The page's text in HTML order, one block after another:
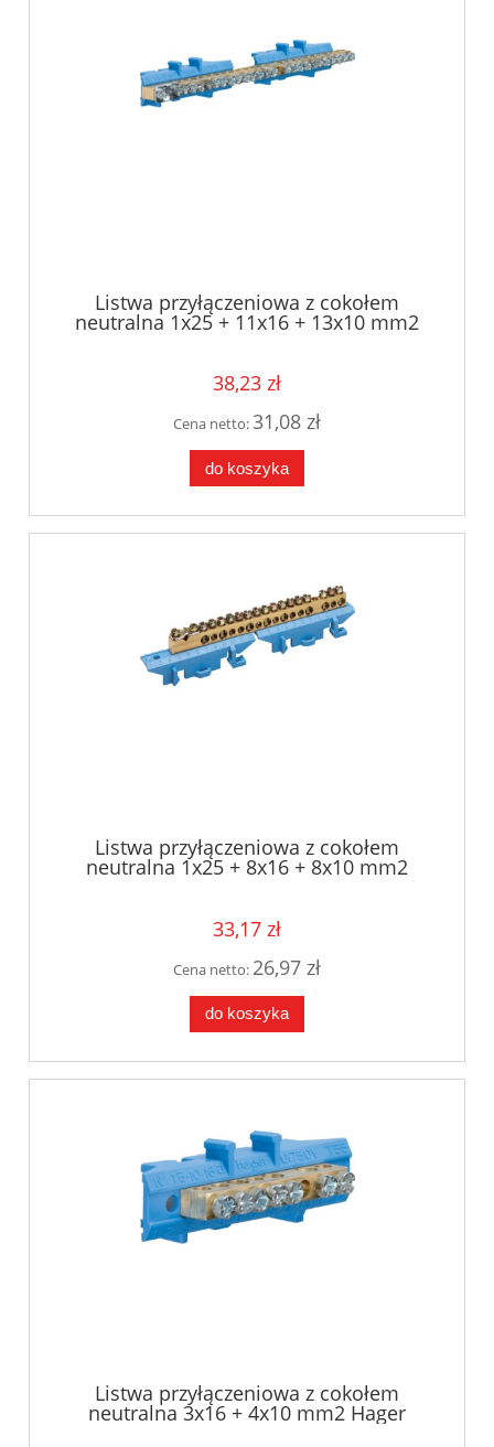
Listwa przyłączeniowa z cokołem
neutralna 1x25 + 11x16 + 13x10 mm2
38,23 zł
Cena netto:31,08 zł
do koszyka
Listwa przyłączeniowa z cokołem
neutralna 1x25 + 8x16 + 8x10 mm2
33,17 zł
Cena netto: 26,97 zł
do koszyka
Listwa przyłączeniowa z cokołem
neutralna 3x16 + 4x10 mm2 Hager